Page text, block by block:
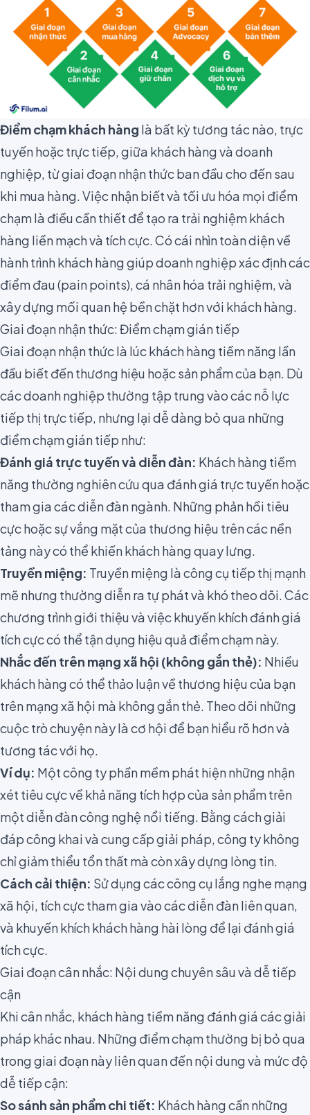
Điểm chạm khách hàng là bất kỳ tương tác nào, trực
tuyến hoặc trực tiếp, giữa khách hàng và doanh
nghiệp, từ giai đoạn nhận thức ban đầu cho đến sau
khi mua hàng. Việc nhận biết và tối ưu hóa mọi điểm
chạm là điều cần thiết để tạo ra trải nghiệm khách
hàng liền mạch và tích cực. Có cái nhìn toàn diện về
hành trình khách hàng giúp doanh nghiệp xác định các
điểm đau (pain points), cá nhân hóa trải nghiệm, và
xây dựng mối quan hệ bền chặt hơn với khách hàng.
Giai đoạn nhận thức: Điểm chạm gián tiếp
Giai đoạn nhận thức là lúc khách hàng tiềm năng lần
đầu biết đến thương hiệu hoặc sản phẩm của bạn. Dù
các doanh nghiệp thường tập trung vào các nỗ lực
tiếp thị trực tiếp, nhưng lại dễ dàng bỏ qua những
điểm chạm gián tiếp như:
Đánh giá trực tuyến và diễn đàn: Khách hàng tiềm
năng thường nghiên cứu qua đánh giá trực tuyến hoặc
tham gia các diễn đàn ngành. Những phản hồi tiêu
cực hoặc sự vắng mặt của thương hiệu trên các nền
tảng này có thể khiến khách hàng quay lưng.
Truyền miệng: Truyền miệng là công cụ tiếp thị mạnh
mẽ nhưng thường diễn ra tự phát và khó theo dõi. Các
chương trình giới thiệu và việc khuyến khích đánh giá
tích cực có thể tận dụng hiệu quả điểm chạm này.
Nhắc đến trên mạng xã hội (không gắn thẻ): Nhiều
khách hàng có thể thảo luận về thương hiệu của bạn
trên mạng xã hội mà không gắn thẻ. Theo dõi những
cuộc trò chuyện này là cơ hội để bạn hiểu rõ hơn và
tương tác với họ.
Ví dụ: Một công ty phần mềm phát hiện những nhận
xét tiêu cực về khả năng tích hợp của sản phẩm trên
một diễn đàn công nghệ nổi tiếng. Bằng cách giải
đáp công khai và cung cấp giải pháp, công ty không
chỉ giảm thiểu tổn thất mà còn xây dựng lòng tin.
Cách cải thiện: Sử dụng các công cụ lắng nghe mạng
xã hội, tích cực tham gia vào các diễn đàn liên quan,
và khuyến khích khách hàng hài lòng để lại đánh giá
tích cực.
Giai đoạn cân nhắc: Nội dung chuyên sâu và dễ tiếp
cận
Khi cân nhắc, khách hàng tiềm năng đánh giá các giải
pháp khác nhau. Những điểm chạm thường bị bỏ qua
trong giai đoạn này liên quan đến nội dung và mức độ
dễ tiếp cận:
So sánh sản phẩm chi tiết: Khách hàng cần những